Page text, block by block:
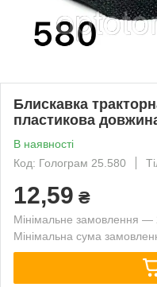
Блискавка
пластикова
В наявності
Код: Голограм 25.580
12,59 ₴
Мінімальне замовлення —
Мінімальна сума